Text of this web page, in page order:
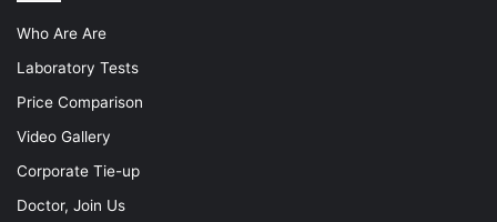
Who Are Are
Laboratory Tests
Price Comparison
Video Gallery
Corporate Tie-up
Doctor, Join Us